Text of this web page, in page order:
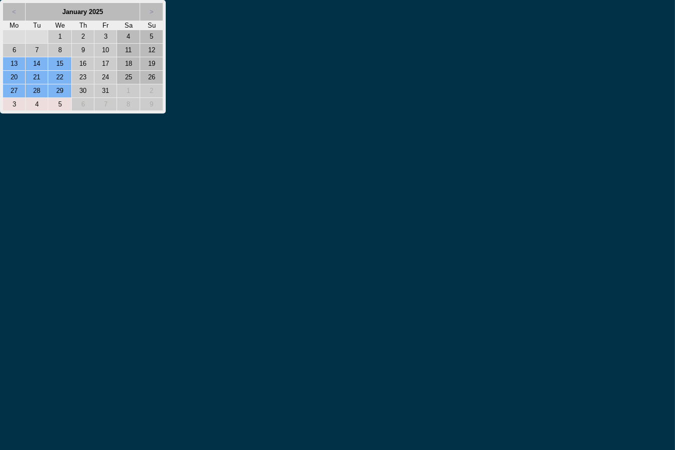
< January 2025
>
Mo
Tu We Th Fr Sa
Su
1
2 3 4
5
6
7 8 9 10 11
12
13
14 15 16 17 18
19
20
21 22 23 24 25
26
27
28 29 30 31 1
2
3
4 5 6 7 8 9